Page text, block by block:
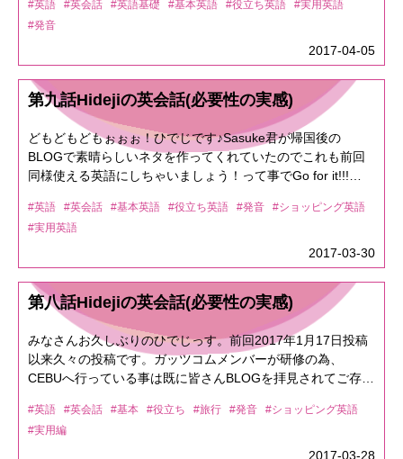
これでは覚えれないし、使えないですよね？なので、これを
日本語的に言いかえると 「モバイルwi-fi持ってきた事が良
足】(皆さんが嫌う所ですがｗ)実はこれ、「It ~ to ・・・」で
「to」以下が主語になる構文です。(これ結構使えるので覚え
ましょうね。)これについて「it」は「to take」を指している
ので日本語的に言うと「To take a mobile wi-fi was good.」と
なります。これでは英文法的に変なので「it」を使うわけで
す。★次回はこれを毛嫌いせずに使える様にShareしたいと
思います★<<ニュアンス Part2>>それでは次に良く使いそう
なフレーズで「Are you kidding?」⇒「冗談ですか？」
か？」となる訳です。もうこれ「Are you rice?」って言って
るのと同じレベルの直訳ですよねｗ。で、これは「冗談でし
ょ？」って言う意味にもなるし「からかってるの？」って言
う意味にもなります。関西弁で言えば「おちょくっとん？」
にもなりますね。この様に、日本語に一番近いニュアンスは
何か？と言う事になり、そう考えると答えが出てこなくなり
ます。なので、まとめて覚えちゃいましょうね。<<ニュアン
know」⇒「知らん」って意味ですね。でも、この「I don't
know」は英語のニュアンスとして「全く知らない(知る気も
無い)」って意味なので実際は「I have no idea」⇒「わかん
少ししたいと思います。あくまで英語や英会話だけでなく、
普段の生活や仕事、教育やコミュニケーションなどでも言え
る事なのでしっかり押さえておきましょう♪<<おさらい
Part1>> 英語は発音が大事と言う事をShareしてきました。
「T＋母音」や「ダブルT(TT)」、単語と単語が繋がって 発
音される「リエゾン」等々あります。 これは一朝一夕で身
に着くモノでは無く、何度も何度も自分の口でアウトプット
する事が大事です。<<おさらい Part2>> 英語は語彙力も大
事です。知ってる単語が多ければ多いほど会話の幅は広がり
ます。 でも、その単語の意味を知ってても使えないと意味
ないですよね？英語だけではありませんが使い方に よっ
代表的な「have」「take」「get」などなど、中学英語で学ん
だ単語で日常英会話は可能ですが 使い方を知らなければ
て身につけましょう♪<<おさらい Part3>> 文章(会話)力も大
事です。なんか大事な事が多いですよねぇ～。でも、コミュ
ニケーションツールなので どうでも良い事なんてありませ
ん。仕事でもそうですよね？ 例えば(ちょっと有名です
が・・・) 「I stopped smoking.」⇒タバコをやめた(禁煙
した) 「I stopped to smoke.」⇒タバコを吸う為にとまっ
た(立ちどまった)。 上記でお分かりになる様に、少しの違
いが大違いって事で勘違いされる事もあります。 なので、
#英語 #英会話 #英語基礎 #基本英語 #役立ち英語
#実用英語
#発音
2017-04-05
第九話Hidejiの英会話(必要性の実感)
どもどもどもぉぉぉ！ひでじです♪Sasuke君が帰国後の
BLOGで素晴らしいネタを作ってくれていたのでこれも前回
同様使える英語にしちゃいましょう！って事でGo for it!!!
んは(英語で)初めて電話予約したようですが、ちょっと戸惑
った様子でしたのでテッパンフレーズをShareしちゃいます♪
予約のテッパンフレーズ！「I would like to make a
reservation ～」⇒「～の予約をしたいんですがぁ」って感じ
です。例えばホテルを予約したい時は↓「I'd like to make a
reservation this hotel.」⇒「このホテルを予約をしたいんだ
が。」と言う意味。ここでホテルからは何人？いつ？とか
色々聞かれるので話の流れはつかめますよねぇ。<<「予約」
のテッパンフレーズをスマートに！>>先程ホテルから何人？
いつ？とか色々聞かれると言いましたが、先に言っちゃう方
法もあります。ホテルならこれで良いけど、今回の温泉での
マートですよねぇ～。「I'd like to make a reservation for four
#英語 #英会話 #基本英語 #役立ち英語 #発音
#ショッピング英語
#実用英語
2017-03-30
第八話Hidejiの英会話(必要性の実感)
みなさんお久しぶりのひでじっす。前回2017年1月17日投稿
以来久々の投稿です。ガッツコムメンバーが研修の為、
CEBUへ行っている事は既に皆さんBLOGを拝見されてご存知
製英語編について書こうか、どうしようか悩んでいました。
と言うのも人って痛い目見ないと必死にならんので、まぁ、
先ずは経験して来て下さいって感じで第8回を保留していまし
#英語 #英会話 #基本 #役立ち #旅行 #発音
#ショッピング英語
#実用編
2017-03-28